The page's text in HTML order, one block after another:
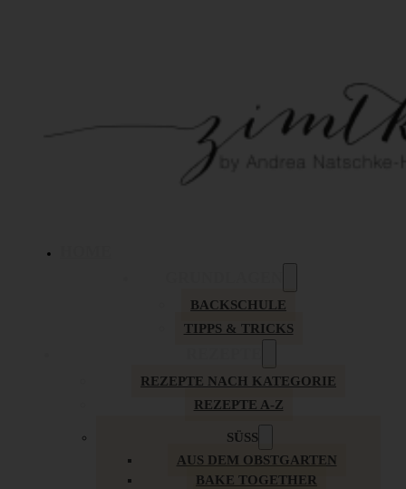
BACKSCHULE
TIPPS & TRICKS
REZEPTE NACH KATEGORIE
REZEPTE A-Z
SÜSS
AUS DEM OBSTGARTEN
BAKE TOGETHER